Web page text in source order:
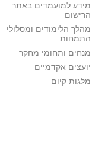
מידע למועמדים באתר
הרישום
מהלך הלימודים ומסלולי
התמחות
מנחים ותחומי מחקר
יועצים אקדמיים
מלגות קיום